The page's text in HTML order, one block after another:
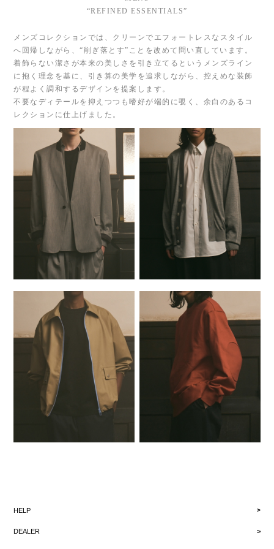
“REFINED ESSENTIALS”
メンズコレクションでは、クリーンでエフォートレスなスタイル
へ回帰しながら、“削ぎ落とす”ことを改めて問い直しています。
着飾らない潔さが本来の美しさを引き立てるというメンズライン
に抱く理念を基に、引き算の美学を追求しながら、控えめな装飾
が程よく調和するデザインを提案します。
不要なディテールを抑えつつも嗜好が端的に覗く、余白のあるコ
レクションに仕上げました。
HELP
DEALER